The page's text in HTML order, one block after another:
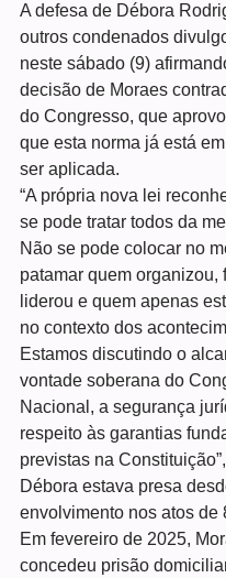
A defesa de Débora
outros condenados
neste sábado (9)
decisão de Moraes
do Congresso, que
que esta norma já está
ser aplicada.
“A própria nova lei
se pode tratar todos da
Não se pode colocar no
patamar quem organizou,
liderou e quem apenas
no contexto dos
Estamos discutindo o
vontade soberana do
Nacional, a segurança
respeito às garantias
previstas na
Débora estava presa
envolvimento nos atos de
Em fevereiro de 2025,
concedeu prisão